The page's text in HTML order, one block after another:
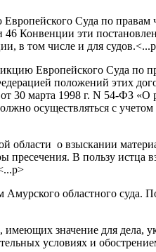
Суда по правам
46 Конвенции эти
в том числе и для
Европейского Суда по
положений этих
30 марта 1998 г. N 54-ФЗ «О
осуществляться с учетом
о взыскании
пресечения. В пользу истца
областного суда.
значение для дела,
условиях и